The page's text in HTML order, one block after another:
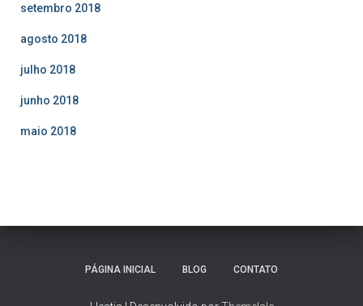
setembro 2018
agosto 2018
julho 2018
junho 2018
maio 2018
PÁGINA INICIAL BLOG CONTATO